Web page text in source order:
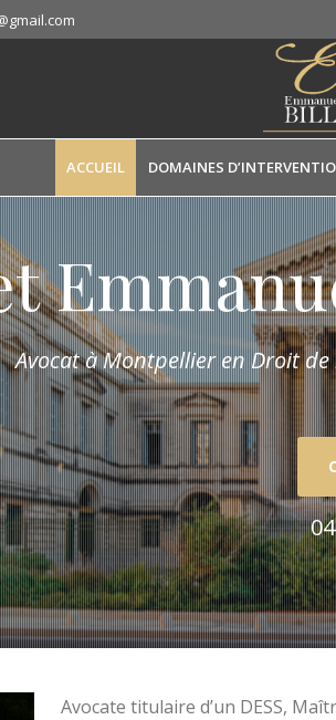
ACCUEIL DOMAINES
Avocat à Montpellier en Droit de
Avocate titulaire d’un DESS,